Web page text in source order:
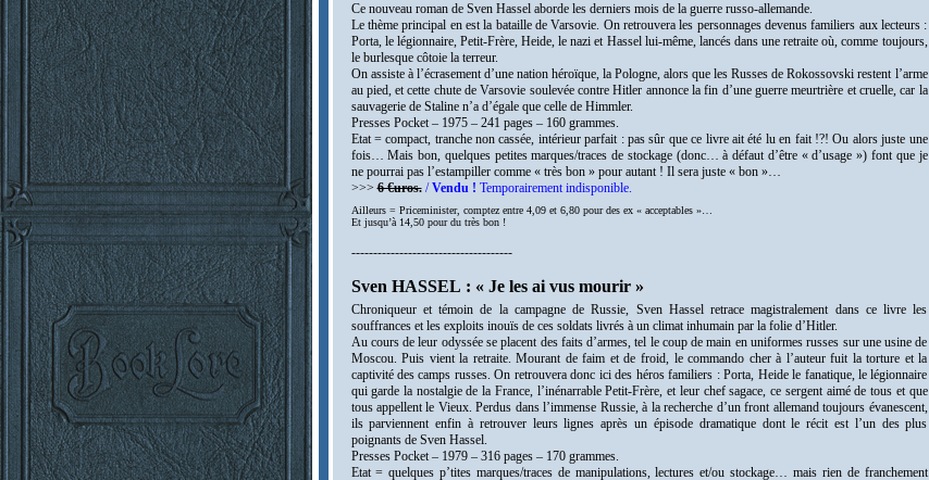
Ce nouveau roman de Sven Hassel aborde les derniers mois de la guerre russo-allemande.
Le thème principal en est la bataille de Varsovie. On retrouvera les personnages devenus familiers aux lecteurs :
Porta, le légionnaire, Petit-Frère, Heide, le nazi et Hassel lui-même, lancés dans une retraite où, comme toujours,
le burlesque côtoie la terreur.
On assiste à l’écrasement d’une nation héroïque, la Pologne, alors que les Russes de Rokossovski restent l’arme
au pied, et cette chute de Varsovie soulevée contre Hitler annonce la fin d’une guerre meurtrière et cruelle, car la
sauvagerie de Staline n’a d’égale que celle de Himmler.
Presses Pocket – 1975 – 241 pages – 160 grammes.
Etat = compact, tranche non cassée, intérieur parfait : pas sûr que ce livre ait été lu en fait !?!Ou alors juste une
fois…Mais bon, quelques petites marques/traces de stockage (donc… à défaut d’être « d’usage ») font que je
ne pourrai pas l’estampiller comme « très bon » pour autant ! Il sera juste « bon »…
>>>6 €uros. /Vendu ! Temporairement indisponible.
Ailleurs = Priceminister, comptez entre 4,09 et 6,80 pour des ex « acceptables »…
Et jusqu’à 14,50 pour du très bon !
-------------------------------------
Sven HASSEL : « Je les ai vus mourir »
Chroniqueur et témoin de la campagne de Russie, Sven Hassel retrace magistralement dans ce livre les
souffrances et les exploits inouïs de ces soldats livrés à un climat inhumain par la folie d’Hitler.
Au cours de leur odyssée se placent des faits d’armes, tel le coup de main en uniformes russes sur une usine de
Moscou. Puis vient la retraite. Mourant de faim et de froid, le commando cher à l’auteur fuit la torture et la
captivité des camps russes. On retrouvera donc ici des héros familiers : Porta, Heide le fanatique, le légionnaire
qui garde la nostalgie de la France, l’inénarrable Petit-Frère, et leur chef sagace, ce sergent aimé de tous et que
tous appellent le Vieux. Perdus dans l’immense Russie, à la recherche d’un front allemand toujours évanescent,
ils parviennent enfin à retrouver leurs lignes après un épisode dramatique dont le récit est l’un des plus
poignants de Sven Hassel.
Presses Pocket – 1979 – 316 pages – 170 grammes.
Etat = quelques p’tites marques/traces de manipulations, lectures et/ou stockage… mais rien de franchement